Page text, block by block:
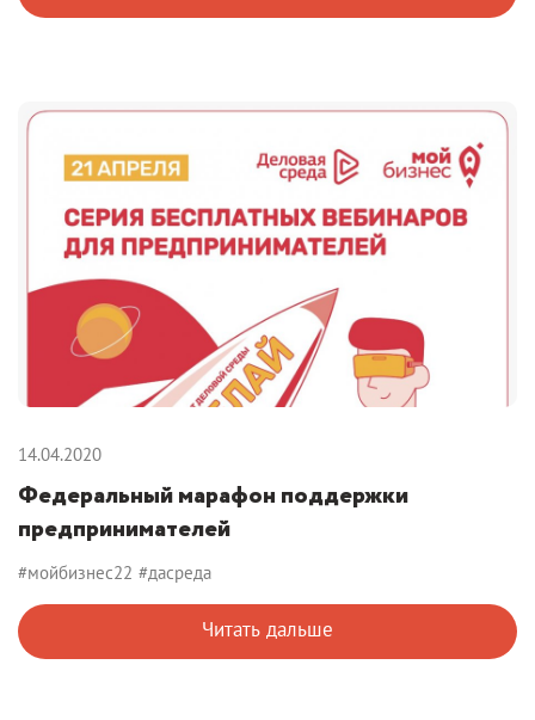
14.04.2020
Федеральный марафон поддержки
предпринимателей
#мойбизнес22 #дасреда
Читать дальше